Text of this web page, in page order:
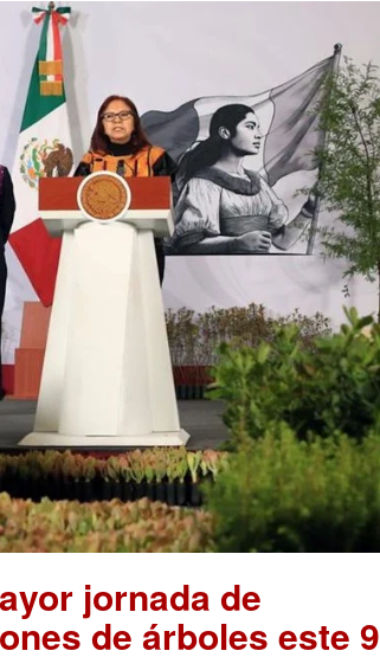
jornada de
de árboles este 9